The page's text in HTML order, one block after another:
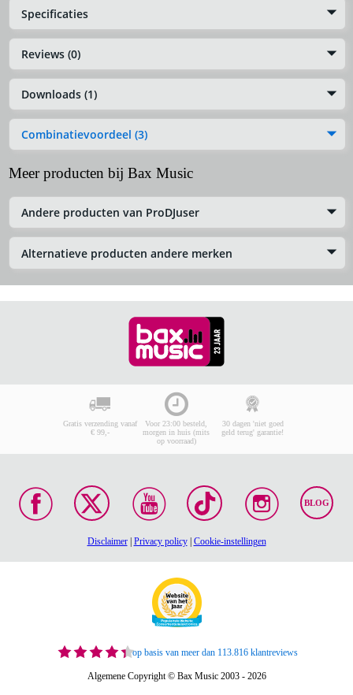
Specificaties
Reviews (0)
Downloads (1)
Combinatievoordeel (3)
Meer producten bij Bax Music
Andere producten van ProDJuser
Alternatieve producten andere merken
Gratis verzending vanaf
€ 99,-
Voor 23:00 besteld,
morgen in huis (mits
op voorraad)
30 dagen 'niet goed
geld terug' garantie!
BLOG
Disclaimer| Privacy policy| Cookie-instellingen
op basis van meer dan 113.816 klantreviews
Algemene Copyright © Bax Music 2003 - 2026